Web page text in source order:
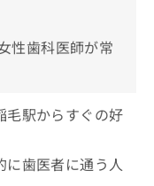
性歯科医師が常
毛駅からすぐの好
に歯医者に通う人